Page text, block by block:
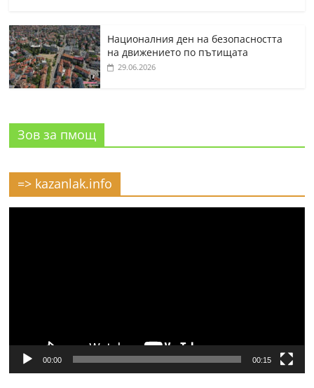
Националния ден на безопасността
на движението по пътищата
29.06.2026
Зов за пмощ
=> kazanlak.info
00:00 00:15